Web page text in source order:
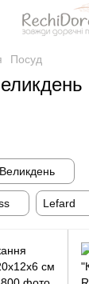
Посуд
Великдень
Lefard